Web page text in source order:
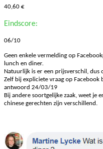
40,60 €
Eindscore:
06/10
Geen enkele vermelding op
lunch en diner.
Natuurlijk is er een prijsverschil, dus
Zelf bij expliciete vraag op Facebook
antwoord 24/03/19
Bij andere soortgelijke zaak, weet je
chinese gerechten zijn verschillend.